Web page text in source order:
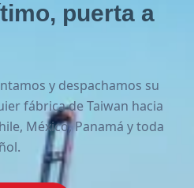
puerta a
y despachamos su
fábrica de Taiwan hacia
México, Panamá y toda